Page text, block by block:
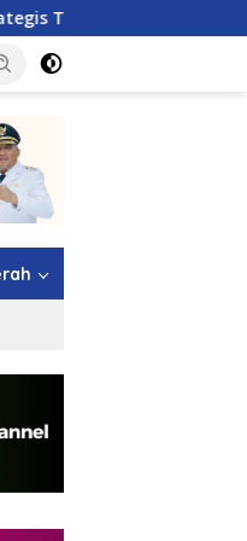
Jawara MSL 2026